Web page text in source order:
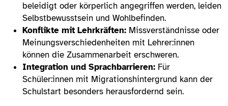
beleidigt oder körperlich angegriffen werden, leiden
Selbstbewusstsein und Wohlbefinden.
Konflikte mit Lehrkräften: Missverständnisse oder
Meinungsverschiedenheiten mit Lehrer:innen
können die Zusammenarbeit erschweren.
Integration und Sprachbarrieren: Für
Schüler:innen mit Migrationshintergrund kann der
Schulstart besonders herausfordernd sein.